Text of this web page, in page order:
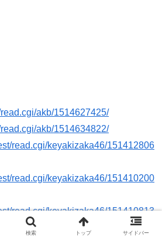
akb/1514627425/
akb/1514634822/
read.cgi/keyakizaka46/151412806
read.cgi/keyakizaka46/151410200
read.cgi/keyakizaka46/151410813
検索 トップ サイドバー